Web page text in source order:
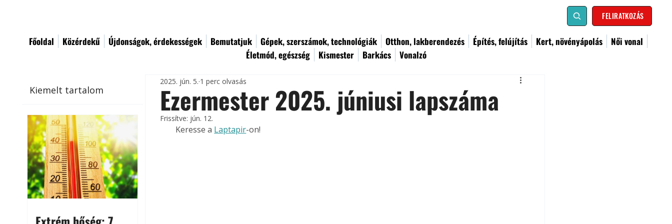
FELIRATKOZÁS
Főoldal Közérdekű Újdonságok, érdekességek Bemutatjuk Gépek, szerszámok, technológiák Otthon, lakberendezés Építés, felújítás Kert, növényápolás
Női vonal
Életmód, egészség
Kismester Barkács Vonalzó
Kiemelt tartalom Ezermester 2025. júniusi lapszáma
2025. jún. 5. 1 perc olvasás
Frissítve: jún. 12.
Keresse a Laptapir-on!